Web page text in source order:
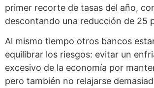
primer recorte de tasas del año,
descontando una reducción de 25
Al mismo tiempo otros bancos
equilibrar los riesgos: evitar un
excesivo de la economía por
pero también no relajarse